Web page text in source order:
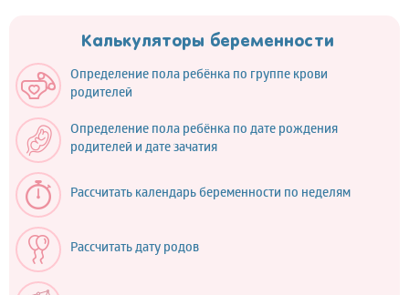
Калькуляторы беременности
Определение пола ребёнка по группе крови
родителей
Определение пола ребёнка по дате рождения
родителей и дате зачатия
Рассчитать календарь беременности по неделям
Рассчитать дату родов